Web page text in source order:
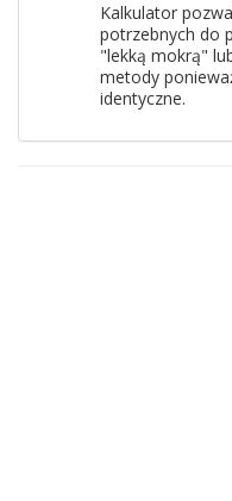
Kalkulator
potrzebnych do
"lekką mokrą"
metody
identyczne.